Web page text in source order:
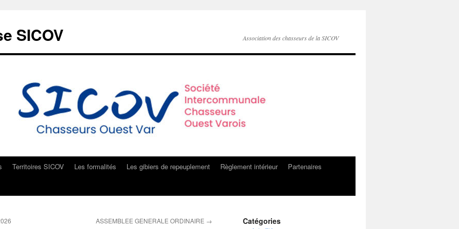
SICOV Association des chasseurs de la SICOV
Territoires SICOV Les formalités Les gibiers de repeuplement Règlement intérieur
Partenaires
ASSEMBLEE GENERALE ORDINAIRE → Catégories